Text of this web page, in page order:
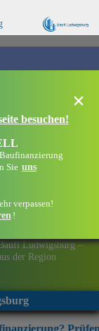
Ludwigsburg –
der Region
Sie jetzt die
×
besuchen!
Sie uns
verpassen!
!